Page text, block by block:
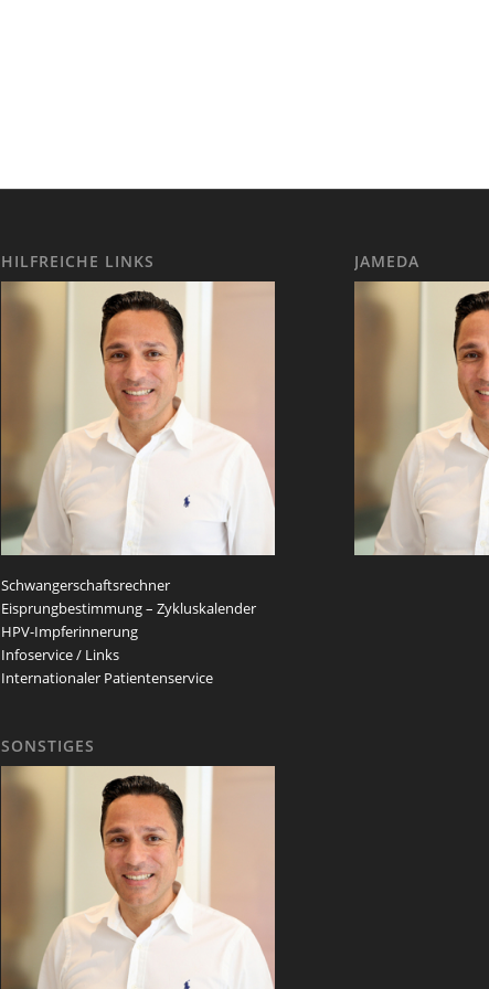
HILFREICHE LINKS
Schwangerschaftsrechner
Eisprungbestimmung – Zykluskalender
HPV-Impferinnerung
Infoservice / Links
Internationaler Patientenservice
SONSTIGES
JAMEDA